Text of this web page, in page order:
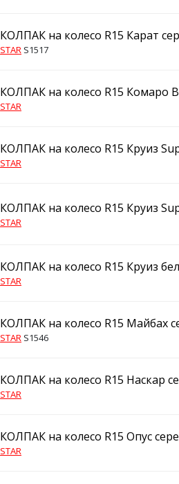
КОЛПАК на колесо R15 Карат
STAR S1517
КОЛПАК на колесо R15 Комаро
STAR
КОЛПАК на колесо R15 Круиз
STAR
КОЛПАК на колесо R15 Круиз
STAR
КОЛПАК на колесо R15 Круиз
STAR
КОЛПАК на колесо R15 Майбах
STAR S1546
КОЛПАК на колесо R15 Наскар
STAR
КОЛПАК на колесо R15 Опус
STAR